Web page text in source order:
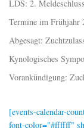
LDS: 2.
Termine im Frühjahr
Abgesagt:
Kynologisches
Vorankündigung:
[events-calendar-
font-color="#ffffff"